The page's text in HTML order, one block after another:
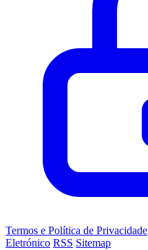
Termos e Política de Privacidade
Eletrónico RSS Sitemap